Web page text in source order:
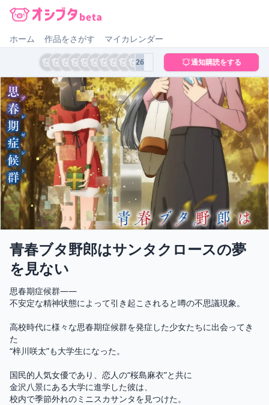
ホーム 作品をさがす マイカレンダー
26 通知購読をする
青春ブタ野郎はサンタクロースの夢
を見ない
思春期症候群――
不安定な精神状態によって引き起こされると噂の不思議現象。
高校時代に様々な思春期症候群を発症した少女たちに出会ってき
た
“梓川咲太”も大学生になった。
国民的人気女優であり、恋人の“桜島麻衣”と共に
金沢八景にある大学に進学した彼は、
校内で季節外れのミニスカサンタを見つけた。